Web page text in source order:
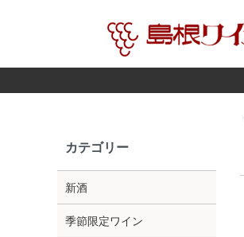
カテゴリー
新酒
季節限定ワイン